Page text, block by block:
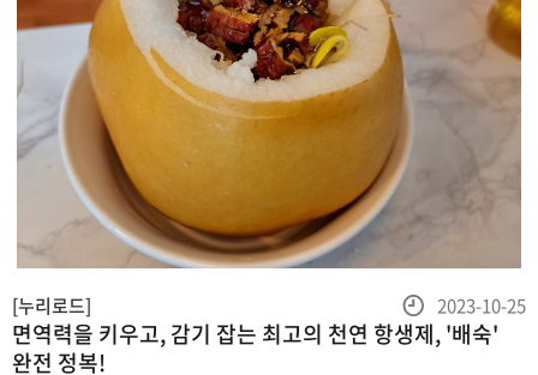
면역력을 키우고, 감기 잡는 최고의 천연 항생제, '배숙'
완전 정복!
[누리로드]
등
록
2023-10-25